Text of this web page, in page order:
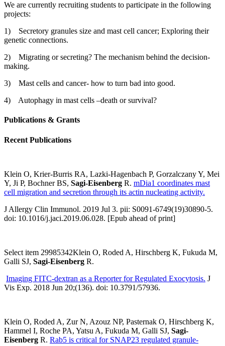
We are currently recruiting students to participate in the following
projects:
1) Secretory granules size and mast cell cancer; Exploring their
genetic connections.
2) Migrating or secreting? The mechanism behind the decision-
making.
3) Mast cells and cancer- how to turn bad into good.
4) Autophagy in mast cells –death or survival?
Publications & Grants
Recent Publications
Klein O, Krier-Burris RA, Lazki-Hagenbach P, Gorzalczany Y, Mei
Y, Ji P, Bochner BS, Sagi-Eisenberg R. mDia1 coordinates mast
cell migration and secretion through its actin nucleating activity.
J Allergy Clin Immunol. 2019 Jul 3. pii: S0091-6749(19)30890-5.
doi: 10.1016/j.jaci.2019.06.028. [Epub ahead of print]
Select item 29985342Klein O, Roded A, Hirschberg K, Fukuda M,
Galli SJ, Sagi-Eisenberg R.
Imaging FITC-dextran as a Reporter for Regulated Exocytosis. J
Vis Exp. 2018 Jun 20;(136). doi: 10.3791/57936.
Klein O, Roded A, Zur N, Azouz NP, Pasternak O, Hirschberg K,
Hammel I, Roche PA, Yatsu A, Fukuda M, Galli SJ, Sagi-
Eisenberg R. Rab5 is critical for SNAP23 regulated granule-